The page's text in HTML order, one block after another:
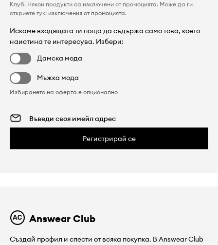
Клуб. Някои продукти са изключени от промоцията. Може да ги
откриете тук: изключения от промоцията.
Искаме входящата ти поща да съдържа само това, което
наистина те интересува. Избери:
Дамска мода
Мъжка мода
Избирането на оферта е опционално
Регистрирай се
Answear Club
Създай профил и спести от всяка покупка. В Answear Club